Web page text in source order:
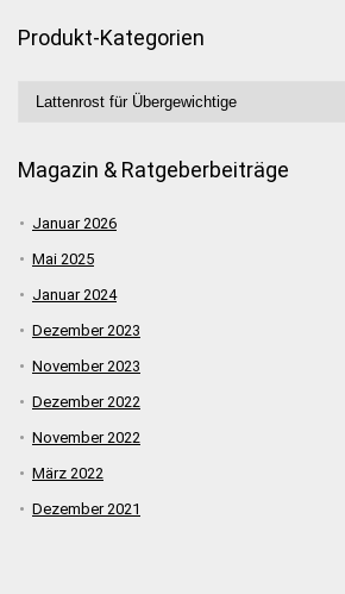
Produkt-Kategorien
Magazin & Ratgeberbeiträge
Januar 2026
Mai 2025
Januar 2024
Dezember 2023
November 2023
Dezember 2022
November 2022
März 2022
Dezember 2021